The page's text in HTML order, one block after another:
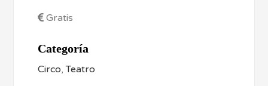
Gratis
Categoría
Circo,Teatro